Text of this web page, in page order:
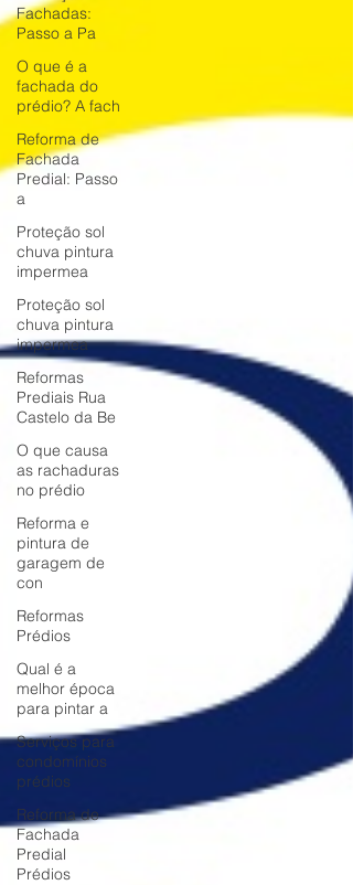
Fachadas:
Passo a Pa
O que é a
fachada do
prédio? A fach
Reforma de
Fachada
Predial: Passo
a
Proteção sol
chuva pintura
impermea
Proteção sol
chuva pintura
impermea
Reformas
Prediais Rua
Castelo da Be
O que causa
as rachaduras
no prédio
Reforma e
pintura de
garagem de
con
Reformas
Prédios
Qual é a
melhor época
para pintar a
Serviços para
condomínios
prédios
Reforma de
Fachada
Predial
Prédios